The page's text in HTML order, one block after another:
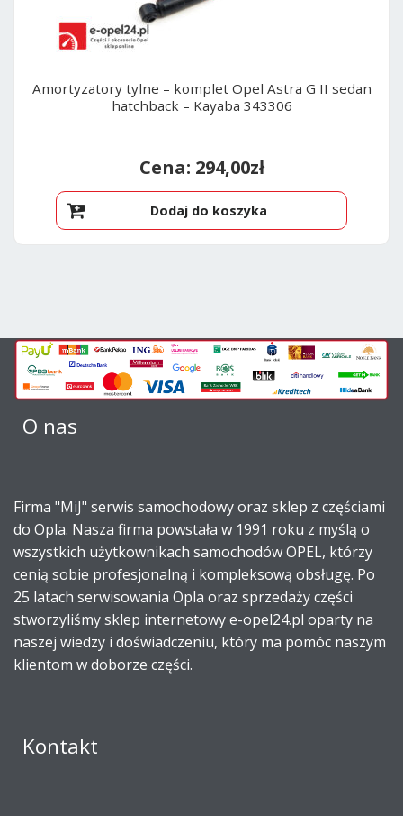
Amortyzatory tylne – komplet Opel Astra G II sedan
hatchback – Kayaba 343306
294,00zł
Dodaj do koszyka
O nas
Firma "MiJ" serwis samochodowy oraz sklep z częściami
do Opla. Nasza firma powstała w 1991 roku z myślą o
wszystkich użytkownikach samochodów OPEL, którzy
cenią sobie profesjonalną i kompleksową obsługę. Po
25 latach serwisowania Opla oraz sprzedaży części
stworzyliśmy sklep internetowy e-opel24.pl oparty na
naszej wiedzy i doświadczeniu, który ma pomóc naszym
klientom w doborze części.
Kontakt